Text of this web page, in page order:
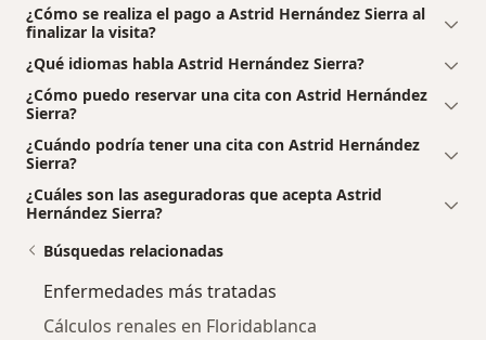
¿Cómo se realiza el pago a Astrid Hernández Sierra al
finalizar la visita?
¿Qué idiomas habla Astrid Hernández Sierra?
¿Cómo puedo reservar una cita con Astrid Hernández
Sierra?
¿Cuándo podría tener una cita con Astrid Hernández
Sierra?
¿Cuáles son las aseguradoras que acepta Astrid
Hernández Sierra?
Búsquedas relacionadas
Enfermedades más tratadas
Cálculos renales en Floridablanca